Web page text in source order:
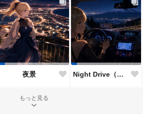
夜景 Night Drive（その２）
もっと見る